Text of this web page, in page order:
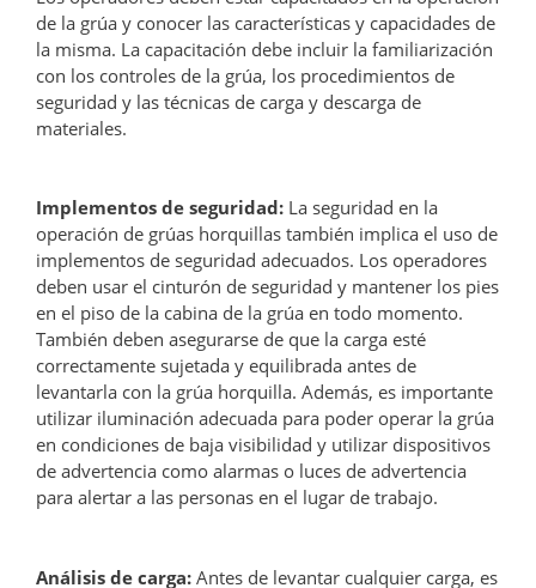
de la grúa y conocer las características y capacidades de
la misma. La capacitación debe incluir la familiarización
con los controles de la grúa, los procedimientos de
seguridad y las técnicas de carga y descarga de
materiales.
Implementos de seguridad: La seguridad en la
operación de grúas horquillas también implica el uso de
implementos de seguridad adecuados. Los operadores
deben usar el cinturón de seguridad y mantener los pies
en el piso de la cabina de la grúa en todo momento.
También deben asegurarse de que la carga esté
correctamente sujetada y equilibrada antes de
levantarla con la grúa horquilla. Además, es importante
utilizar iluminación adecuada para poder operar la grúa
en condiciones de baja visibilidad y utilizar dispositivos
de advertencia como alarmas o luces de advertencia
para alertar a las personas en el lugar de trabajo.
Análisis de carga: Antes de levantar cualquier carga, es